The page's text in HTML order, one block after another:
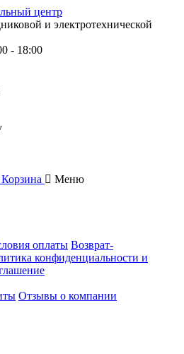
и электротехнической
- 18:00
Корзина Меню
оплаты Возврат-
конфиденциальности и
Отзывы о компании